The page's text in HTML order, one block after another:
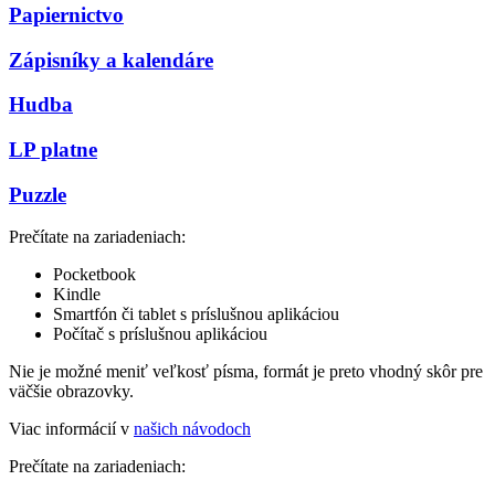
Papiernictvo
Zápisníky a kalendáre
Hudba
LP platne
Puzzle
Prečítate na zariadeniach:
Pocketbook
Kindle
Smartfón či tablet s príslušnou aplikáciou
Počítač s príslušnou aplikáciou
Nie je možné meniť veľkosť písma, formát je preto vhodný skôr pre
väčšie obrazovky.
Viac informácií v našich návodoch
Prečítate na zariadeniach: